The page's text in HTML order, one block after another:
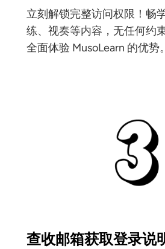
立刻解锁完整访问权限！畅
练、视奏等内容，无任何约
全面体验 MusoLearn 的优势。
查收邮箱获取登录说